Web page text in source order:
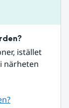
istället
närheten